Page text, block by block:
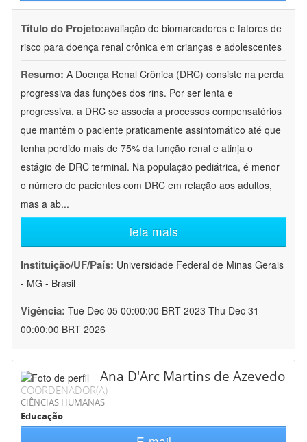
Título do Projeto:avaliação de biomarcadores e fatores de
risco para doença renal crônica em crianças e adolescentes
Resumo: A Doença Renal Crônica (DRC) consiste na perda
progressiva das funções dos rins. Por ser lenta e
progressiva, a DRC se associa a processos compensatórios
que mantêm o paciente praticamente assintomático até que
tenha perdido mais de 75% da função renal e atinja o
estágio de DRC terminal. Na população pediátrica, é menor
o número de pacientes com DRC em relação aos adultos,
mas a ab...
leia mais
Instituição/UF/País: Universidade Federal de Minas Gerais
- MG - Brasil
Vigência: Tue Dec 05 00:00:00 BRT 2023-Thu Dec 31
00:00:00 BRT 2026
Ana D'Arc Martins de Azevedo
COORDENADOR(A)
CIÊNCIAS HUMANAS
Educação